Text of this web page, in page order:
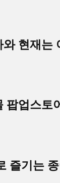
현재는
팝업스토
즐기는